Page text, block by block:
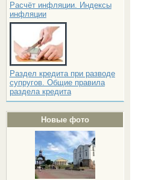
Расчёт инфляции. Индексы
инфляции
Раздел кредита при разводе
супругов. Общие правила
раздела кредита
Новые фото